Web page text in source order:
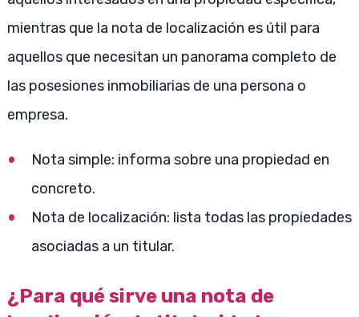
mientras que la nota de localización es útil para
aquellos que necesitan un panorama completo de
las posesiones inmobiliarias de una persona o
empresa.
Nota simple: informa sobre una propiedad en
concreto.
Nota de localización: lista todas las propiedades
asociadas a un titular.
¿Para qué sirve una nota de